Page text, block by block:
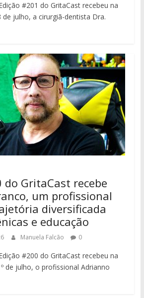
#201 do GritaCast recebeu na
julho, a cirurgiã-dentista Dra.
do GritaCast recebe
um profissional
diversificada
e educação
Manuela Falcão 0
#200 do GritaCast recebeu na
de julho, o profissional Adrianno